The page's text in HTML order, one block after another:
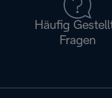
Häufig
Fragen